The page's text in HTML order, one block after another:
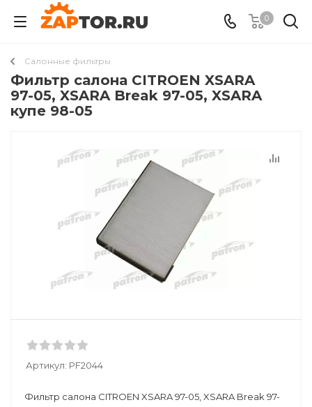
0
Салонные фильтры
Фильтр салона CITROEN XSARA
97-05, XSARA Break 97-05, XSARA
купе 98-05
Артикул: PF2044
Фильтр салона CITROEN XSARA 97-05, XSARA Break 97-